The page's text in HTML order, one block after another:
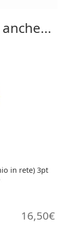
in rete) 3pt
16,50€